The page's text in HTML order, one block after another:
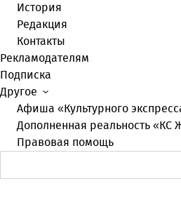
История
Редакция
Контакты
Рекламодателям
Подписка
Другое
Афиша «Культурного
Дополненная реальность «КС
Правовая помощь